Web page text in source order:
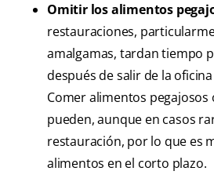
Omitir los alimentos
restauraciones,
amalgamas, tardan tiempo
después de salir de la
Comer alimentos pegajosos
pueden, aunque en casos
restauración, por lo que es
alimentos en el corto plazo.